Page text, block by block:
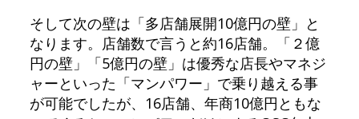
そして次の壁は「多店舗展開10億円の壁」と
なります。店舗数で言うと約16店舗。「２億
円の壁」「5億円の壁」は優秀な店長やマネジ
ャーといった「マンパワー」で乗り越える事
が可能でしたが、16店舗、年商10億円ともな